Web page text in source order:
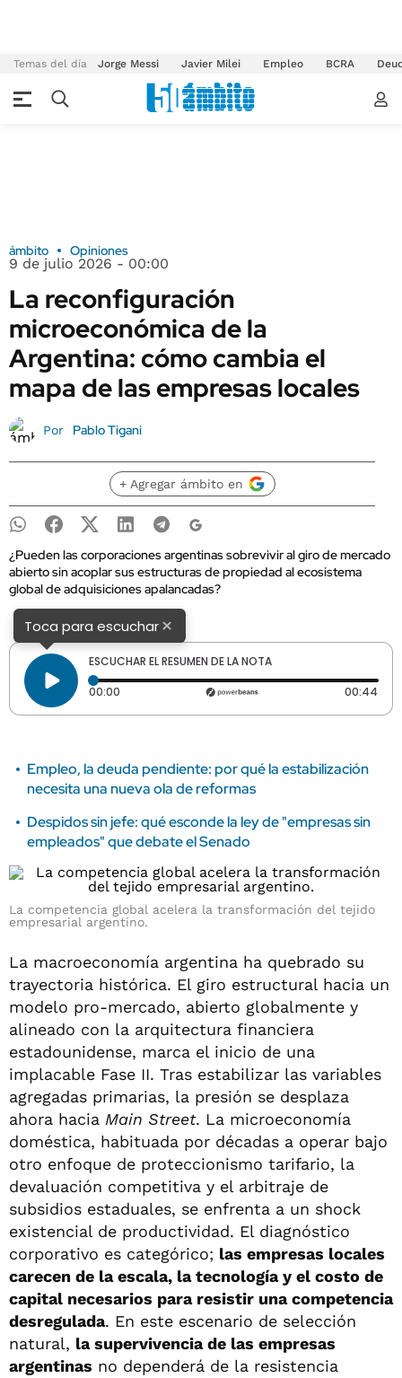
Temas del día Jorge Messi Javier Milei Empleo BCRA
ámbito Opiniones
9 de julio 2026 - 00:00
La reconfiguración
microeconómica de la
Argentina: cómo cambia el
mapa de las empresas locales
Por Pablo Tigani
+ Agregar ámbito en
¿Pueden las corporaciones argentinas sobrevivir al giro de mercado
abierto sin acoplar sus estructuras de propiedad al ecosistema
global de adquisiciones apalancadas?
Toca para escuchar×
ESCUCHAR EL RESUMEN DE LA NOTA
00:00 Tiempo transcurrido: 0 segundos 00:44
Empleo, la deuda pendiente: por qué la estabilización
necesita una nueva ola de reformas
Despidos sin jefe: qué esconde la ley de "empresas sin
empleados" que debate el Senado
La competencia global acelera la transformación del tejido
empresarial argentino.
La macroeconomía argentina ha quebrado su
trayectoria histórica. El giro estructural hacia un
modelo pro-mercado, abierto globalmente y
alineado con la arquitectura financiera
estadounidense, marca el inicio de una
implacable Fase II. Tras estabilizar las variables
agregadas primarias, la presión se desplaza
ahora hacia Main Street. La microeconomía
doméstica, habituada por décadas a operar bajo
otro enfoque de proteccionismo tarifario, la
devaluación competitiva y el arbitraje de
subsidios estaduales, se enfrenta a un shock
existencial de productividad. El diagnóstico
corporativo es categórico; las empresas locales
carecen de la escala, la tecnología y el costo de
capital necesarios para resistir una competencia
desregulada. En este escenario de selección
natural, la supervivencia de las empresas
argentinas no dependerá de la resistencia